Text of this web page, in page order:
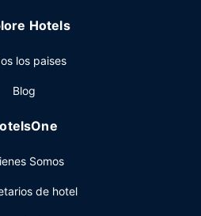
ascensor a tu disposición. Hay
Hotels
los paises
Blog
Somos
de hotel